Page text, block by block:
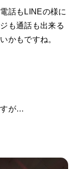
話もLINEの様に
も通話も出来る
かもですね。
すが…